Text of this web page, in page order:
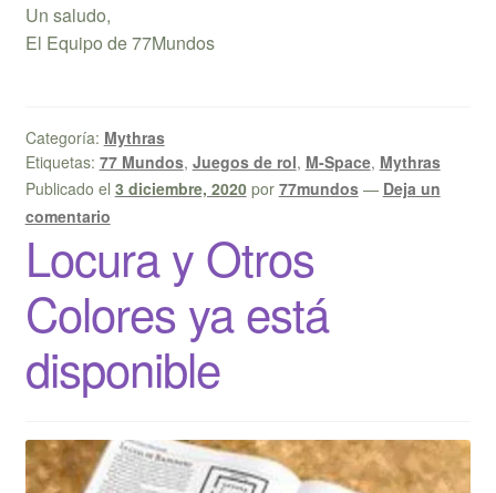
Un saludo,
El Equipo de 77Mundos
Categoría: Mythras
Etiquetas: 77 Mundos, Juegos de rol, M-Space, Mythras
Publicado el 3 diciembre, 2020 por 77mundos — Deja un
comentario
Locura y Otros
Colores ya está
disponible